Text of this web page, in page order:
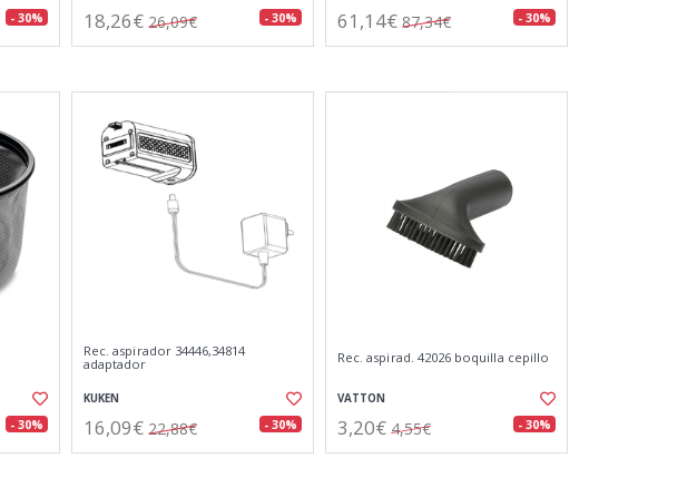
- 30% 18,26€ 26,09€ - 30% 61,14€ 87,34€ - 30%
- 30%
Rec. aspirador 34446,34814
adaptador
KUKEN
16,09€ 22,88€ - 30%
Rec. aspirad. 42026 boquilla cepillo
VATTON
3,20€ 4,55€ - 30%